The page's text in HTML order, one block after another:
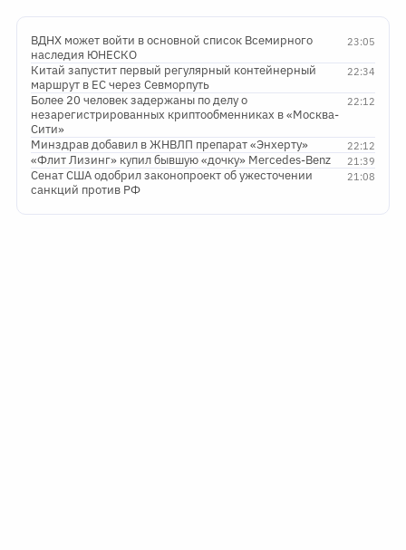
23:05
ВДНХ может войти в основной список Всемирного
наследия ЮНЕСКО
22:34
Китай запустит первый регулярный контейнерный
маршрут в ЕС через Севморпуть
22:12
Более 20 человек задержаны по делу о
незарегистрированных криптообменниках в «Москва-
Сити»
22:12
Минздрав добавил в ЖНВЛП препарат «Энхерту»
21:39
«Флит Лизинг» купил бывшую «дочку» Mercedes-Benz
21:08
Сенат США одобрил законопроект об ужесточении
санкций против РФ